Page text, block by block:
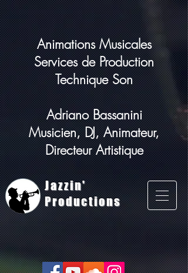
Animations Musicales
Services de Production
Technique Son
Adriano Bassanini
Musicien, DJ, Animateur,
Directeur Artistique
Jazzin'
Productions